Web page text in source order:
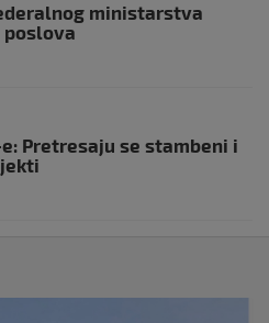
ministarstva
e: Pretresaju se stambeni i